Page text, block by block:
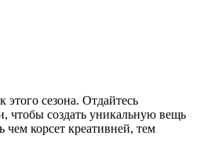
сезона. Отдайтесь
чтобы создать уникальную вещь
чем корсет креативней, тем